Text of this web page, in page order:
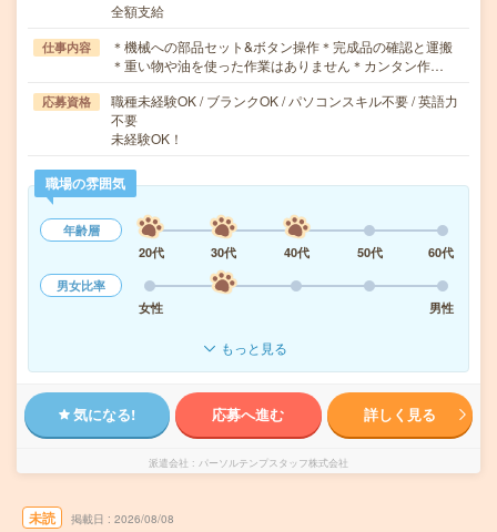
全額支給
仕事内容
＊機械への部品セット&ボタン操作＊完成品の確認と運搬
＊重い物や油を使った作業はありません＊カンタン作…
応募資格
職種未経験OK / ブランクOK / パソコンスキル不要 / 英語力
不要
未経験OK！
職場の雰囲気
年齢層
20代
30代 40代 50代
60代
男女比率
女性
男性
もっと見る
気になる! 応募へ進む 詳しく見る
派遣会社 パーソルテンプスタッフ株式会社
未読 掲載日 2026/08/08